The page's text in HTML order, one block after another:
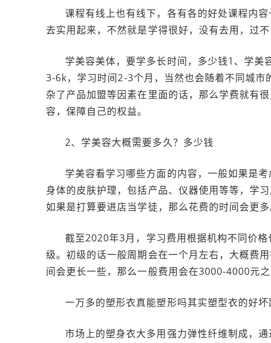
课程有线上也有线下，各有各的好处课程内
去实用起来，不然就是学得很好，没有去用，过不
学美容美体，要学多长时间，多少钱1、学
3-6k，学习时间2-3个月，当然也会随着不同城
杂了产品加盟等因素在里面的话，那么学费就有
容，保障自己的权益。
2、学美容大概需要多久？多少钱
学美容看学习哪些方面的内容，一般如果是
身体的皮肤护理，包括产品、仪器使用等等，学
如果是打算要进店当学徒，那么花费的时间会更多
截至2020年3月，学习费用根据机构不同价
级。初级的话一般周期会在一个月左右，大概费
间会更长一些，那么一般费用会在3000-4000元之
一万多的塑形衣真能塑形吗其实塑型衣的好
市场上的塑身衣大多用强力弹性纤维制成，